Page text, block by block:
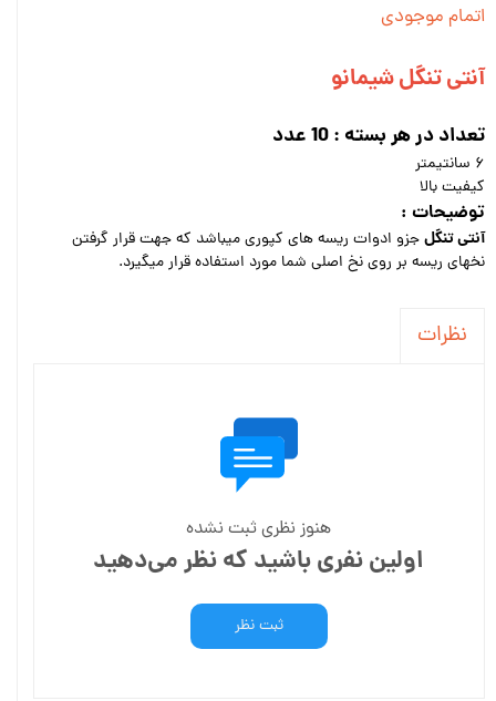
اتمام موجودی
آنتی تنگل شیمانو
تعداد در هر بسته : 10 عدد
۶ سانتیمتر
کیفیت بالا
توضیحات :
آنتی تنگلجزو ادوات ریسه های کپوری میباشد که جهت قرار گرفتن
نخهای ریسه بر روی نخ اصلی شما مورد استفاده قرار میگیرد.
نظرات
هنوز نظری ثبت نشده
اولین نفری باشید که نظر می‌دهید
ثبت نظر